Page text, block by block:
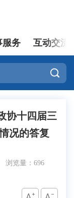
登录
服务 互动交流

协十四届三
况的答复
浏览量：696